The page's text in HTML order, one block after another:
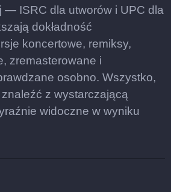
— ISRC dla utworów i UPC dla
dokładność
koncertowe, remiksy,
zremasterowane i
osobno. Wszystko,
z wystarczającą
widoczne w wyniku